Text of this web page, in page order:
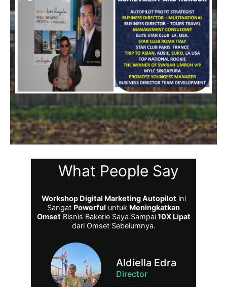
What People Say
Workshop Digital Marketing Autopilotini
Sangat Powerful untuk Meningkatkan
OmsetBisnis Bakerie Saya Sampai10X Lipat
dari Omset Sebelumnya.
Aldiella Edra
Director